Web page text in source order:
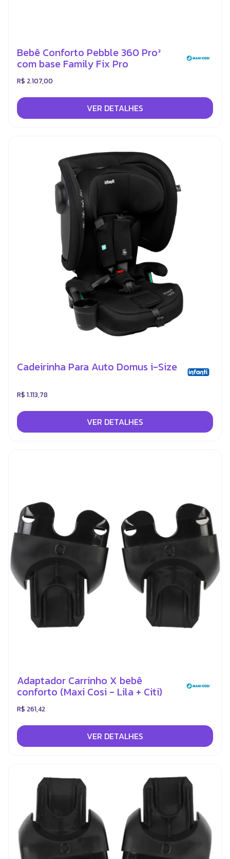
Bebê Conforto Pebble 360 Pro²
com base Family Fix Pro
R$ 2.107,00
VER DETALHES
Cadeirinha Para Auto Domus i-Size
R$ 1.113,78
VER DETALHES
Adaptador Carrinho X bebê
conforto (Maxi Cosi - Lila + Citi)
R$ 261,42
VER DETALHES